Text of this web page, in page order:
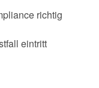
richtig
eintritt